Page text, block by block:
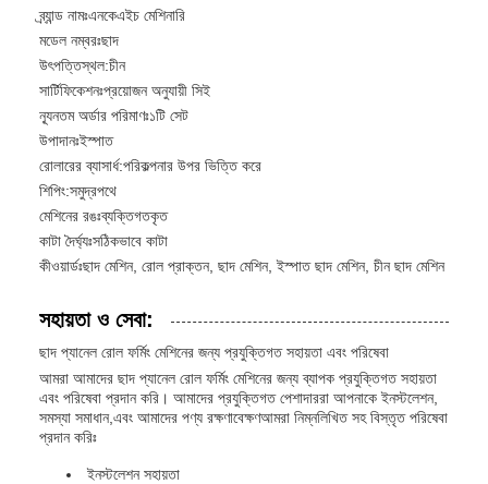
ব্র্যান্ড নামঃএনকেএইচ মেশিনারি
মডেল নম্বরঃছাদ
উৎপত্তিস্থল:চীন
সার্টিফিকেশনঃপ্রয়োজন অনুযায়ী সিই
ন্যূনতম অর্ডার পরিমাণঃ১টি সেট
উপাদানঃইস্পাত
রোলারের ব্যাসার্ধ:পরিকল্পনার উপর ভিত্তি করে
শিপিং:সমুদ্রপথে
মেশিনের রঙঃব্যক্তিগতকৃত
কাটা দৈর্ঘ্যঃসঠিকভাবে কাটা
কীওয়ার্ডঃছাদ মেশিন, রোল প্রাক্তন, ছাদ মেশিন, ইস্পাত ছাদ মেশিন, চীন ছাদ মেশিন
সহায়তা ও সেবা:
ছাদ প্যানেল রোল ফর্মিং মেশিনের জন্য প্রযুক্তিগত সহায়তা এবং পরিষেবা
আমরা আমাদের ছাদ প্যানেল রোল ফর্মিং মেশিনের জন্য ব্যাপক প্রযুক্তিগত সহায়তা
এবং পরিষেবা প্রদান করি। আমাদের প্রযুক্তিগত পেশাদাররা আপনাকে ইনস্টলেশন,
সমস্যা সমাধান,এবং আমাদের পণ্য রক্ষণাবেক্ষণআমরা নিম্নলিখিত সহ বিস্তৃত পরিষেবা
প্রদান করিঃ
ইনস্টলেশন সহায়তা